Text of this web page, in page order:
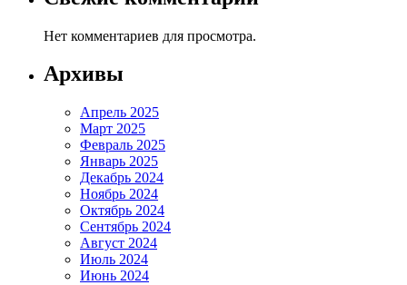
Нет комментариев для просмотра.
Архивы
Апрель 2025
Март 2025
Февраль 2025
Январь 2025
Декабрь 2024
Ноябрь 2024
Октябрь 2024
Сентябрь 2024
Август 2024
Июль 2024
Июнь 2024